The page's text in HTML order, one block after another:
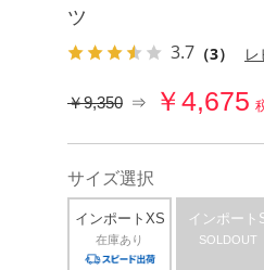
ツ
3.7 （3）
￥9,350 ⇒ ￥4,675
サイズ選択
インポートXS
在庫あり
インポート
SOLDOUT